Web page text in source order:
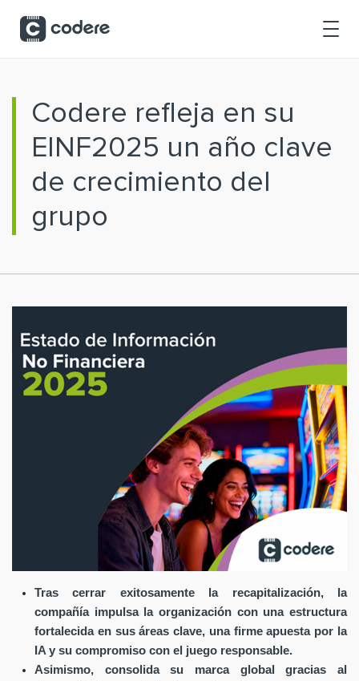
Codere refleja en su
EINF2025 un año clave
de crecimiento del
grupo
Tras cerrar exitosamente la recapitalización, la
compañía impulsa la organización con una estructura
fortalecida en sus áreas clave, una firme apuesta por la
IA y su compromiso con el juego responsable.
Asimismo, consolida su marca global gracias al